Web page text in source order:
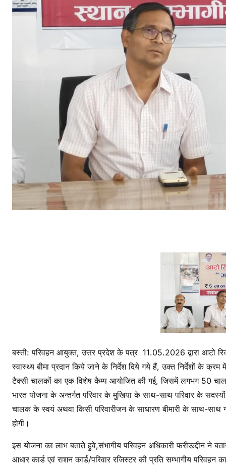
चा
कों
को
मि
ले
गा
आ
न
त
यो
ज
के
ला
ज
की
हो
गी
धा
बस्ती: परिवहन आयुक्त, उत्तर प्रदेश के पत्र 11.05.2026 द्वारा आटो
स्वास्थ्य बीमा प्रदान किये जाने के निर्देश दिये गये हैं, उक्त निर्देशों के
टैक्सी चालकों का एक विशेष कैम्प आयोजित की गई, जिसमें लगभग 50
भारत योजना के अन्तर्गत परिवार के मुखिया के साथ-साथ परिवार के
चालक के स्वयं अथवा किसी परिवारीजन के साधारण बीमारी के साथ-
होगी।
इस योजना का लाभ बताते हुवे,संभागीय परिवहन अधिकारी फरीऊद्दीन ने
आधार कार्ड एवं राशन कार्ड/परिवार रजिस्टर की प्रति सम्भागीय